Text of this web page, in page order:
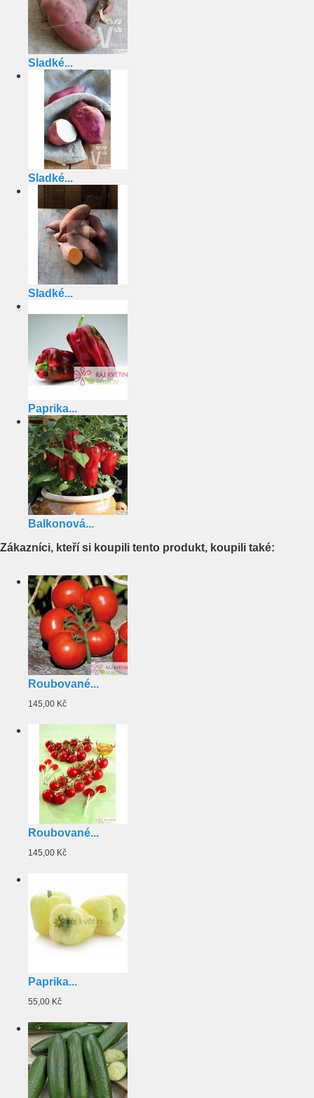
Sladké...
Sladké...
Sladké...
Paprika...
Balkonová...
Zákazníci, kteří si koupili tento produkt, koupili také:
Roubované...
145,00 Kč
Roubované...
145,00 Kč
Paprika...
55,00 Kč